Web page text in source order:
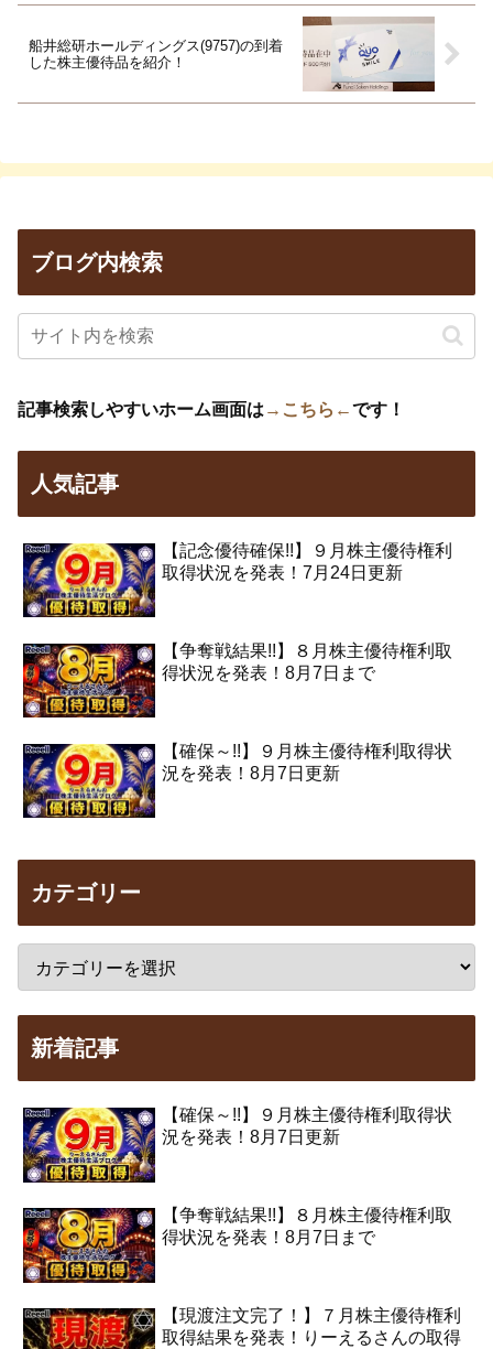
船井総研ホールディングス(9757)の到着
した株主優待品を紹介！
ブログ内検索
記事検索しやすいホーム画面は→こちら←です！
人気記事
【記念優待確保!!】９月株主優待権利
取得状況を発表！7月24日更新
【争奪戦結果!!】８月株主優待権利取
得状況を発表！8月7日まで
【確保～!!】９月株主優待権利取得状
況を発表！8月7日更新
カテゴリー
新着記事
【確保～!!】９月株主優待権利取得状
況を発表！8月7日更新
【争奪戦結果!!】８月株主優待権利取
得状況を発表！8月7日まで
【現渡注文完了！】７月株主優待権利
取得結果を発表！りーえるさんの取得